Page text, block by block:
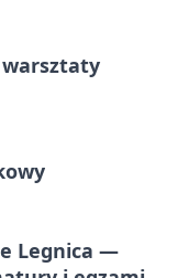
warsztaty
Legnica —